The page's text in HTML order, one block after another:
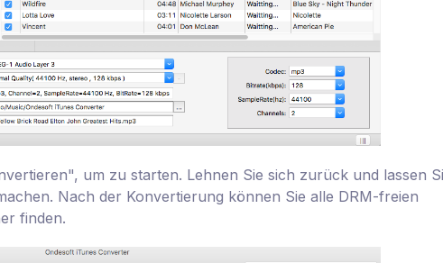
um zu starten. Lehnen Sie sich zurück und lassen
Nach der Konvertierung können Sie alle DRM-freien
finden.